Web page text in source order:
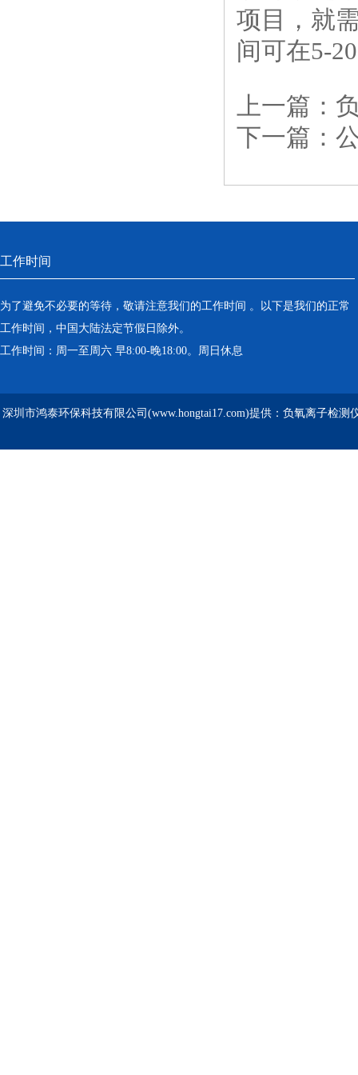
项目，就
间可在5-
上一篇：
下一篇：
工作时间
为了避免不必要的等待，敬请注意我们的工作时间 。以下是我们的正常
工作时间，中国大陆法定节假日除外。
工作时间：周一至周六 早8:00-晚18:00。周日休息
深圳市鸿泰环保科技有限公司(www.hongtai17.com)提供：负氧离子检